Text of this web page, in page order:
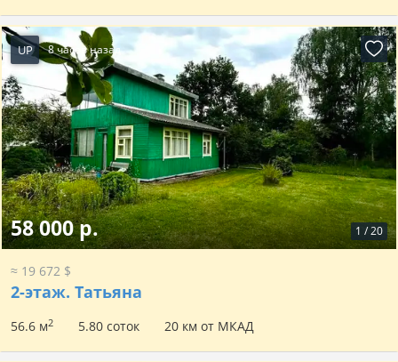
UP 8 часов назад
1 /20
58 000 р.
≈ 19 672 $
2-этаж. Татьяна
56.6 м2 5.80 соток 20 км от МКАД